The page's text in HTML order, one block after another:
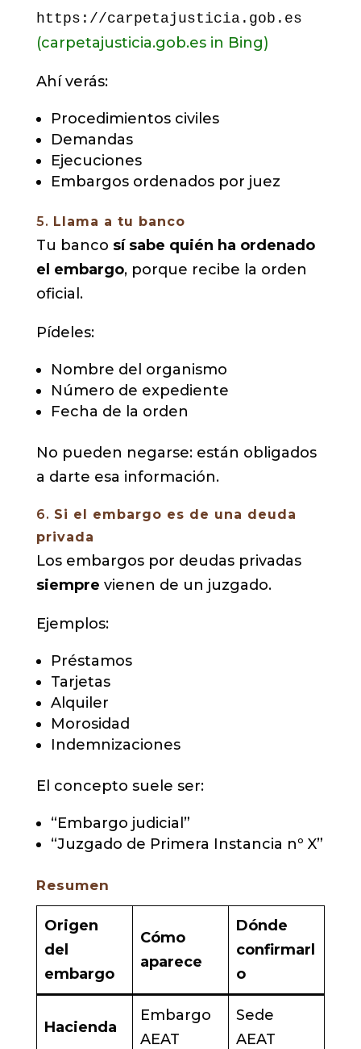
https://carpetajusticia.gob.es
(carpetajusticia.gob.es in Bing)
Ahí verás:
Procedimientos civiles
Demandas
Ejecuciones
Embargos ordenados por juez
5. Llama a tu banco
Tu banco sí sabe quién ha ordenado
el embargo, porque recibe la orden
oficial.
Pídeles:
Nombre del organismo
Número de expediente
Fecha de la orden
No pueden negarse: están obligados
a darte esa información.
6. Si el embargo es de una deuda
privada
Los embargos por deudas privadas
siempre vienen de un juzgado.
Ejemplos:
Préstamos
Tarjetas
Alquiler
Morosidad
Indemnizaciones
El concepto suele ser:
“Embargo judicial”
“Juzgado de Primera Instancia nº X”
Resumen
Origen
del
embargo
Cómo
aparece
Dónde
confirmarl
o
Hacienda
Embargo
AEAT
Sede
AEAT